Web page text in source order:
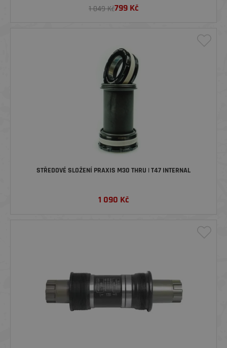
1 049 Kč799 Kč
STŘEDOVÉ SLOŽENÍ PRAXIS M30 THRU | T47 INTERNAL
1 090 Kč